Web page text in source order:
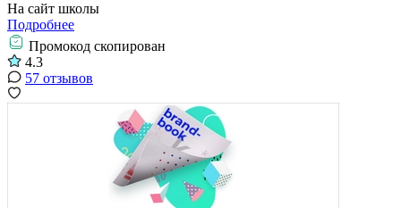
На сайт школы
Подробнее
Промокод скопирован
4.3
57 отзывов